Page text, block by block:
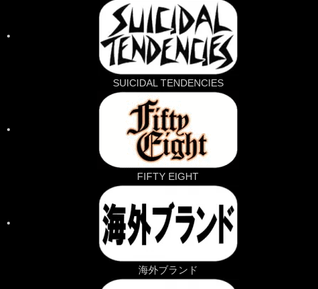
SUICIDAL TENDENCIES
FIFTY EIGHT
海外ブランド